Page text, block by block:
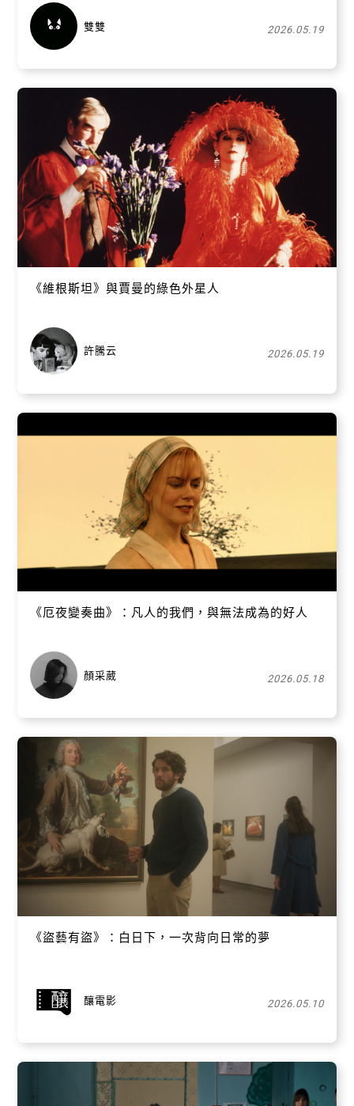
雙雙 2026.05.19
《維根斯坦》與賈曼的綠色外星人
許騰云 2026.05.19
《厄夜變奏曲》：凡人的我們，與無法成為的好人
顏采葳 2026.05.18
《盜藝有盜》：白日下，一次背向日常的夢
釀電影 2026.05.10
關閉